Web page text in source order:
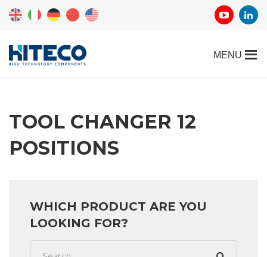
TOOL CHANGER 12
POSITIONS
WHICH PRODUCT ARE YOU
LOOKING FOR?